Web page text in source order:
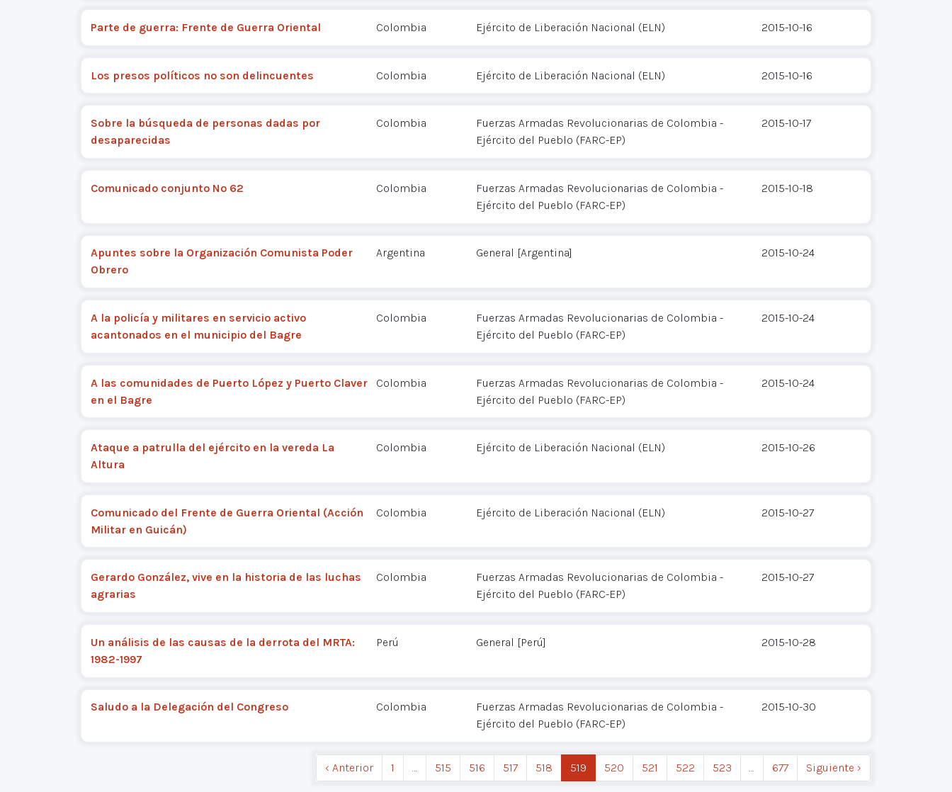
Parte de guerra: Frente de Guerra Oriental Colombia Ejército de Liberación Nacional (ELN) 2015-10-16
Los presos políticos no son delincuentes Colombia Ejército de Liberación Nacional (ELN) 2015-10-16
Sobre la búsqueda de personas dadas por
desaparecidas
Colombia
Fuerzas Armadas Revolucionarias de Colombia -
Ejército del Pueblo (FARC-EP)
2015-10-17
Comunicado conjunto Nº 62 Colombia
Fuerzas Armadas Revolucionarias de Colombia -
Ejército del Pueblo (FARC-EP)
2015-10-18
Apuntes sobre la Organización Comunista Poder
Obrero
Argentina General [Argentina] 2015-10-24
A la policía y militares en servicio activo
acantonados en el municipio del Bagre
Colombia
Fuerzas Armadas Revolucionarias de Colombia -
Ejército del Pueblo (FARC-EP)
2015-10-24
A las comunidades de Puerto López y Puerto Claver
en el Bagre
Colombia
Fuerzas Armadas Revolucionarias de Colombia -
Ejército del Pueblo (FARC-EP)
2015-10-24
Ataque a patrulla del ejército en la vereda La
Altura
Colombia Ejército de Liberación Nacional (ELN) 2015-10-26
Comunicado del Frente de Guerra Oriental (Acción
Militar en Guicán)
Colombia Ejército de Liberación Nacional (ELN) 2015-10-27
Gerardo González, vive en la historia de las luchas
agrarias
Colombia
Fuerzas Armadas Revolucionarias de Colombia -
Ejército del Pueblo (FARC-EP)
2015-10-27
Un análisis de las causas de la derrota del MRTA:
1982-1997
Perú General [Perú] 2015-10-28
Saludo a la Delegación del Congreso Colombia
Fuerzas Armadas Revolucionarias de Colombia -
Ejército del Pueblo (FARC-EP)
2015-10-30
‹ Anterior 1 … 515 516 517 518 519 520 521 522 523 … 677 Siguiente ›